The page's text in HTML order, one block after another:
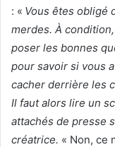
: « Vous êtes obligé
merdes. À
poser les bonnes
pour savoir si vous
cacher derrière les
Il faut alors lire un
attachés de presse
créatrice. « Non, ce